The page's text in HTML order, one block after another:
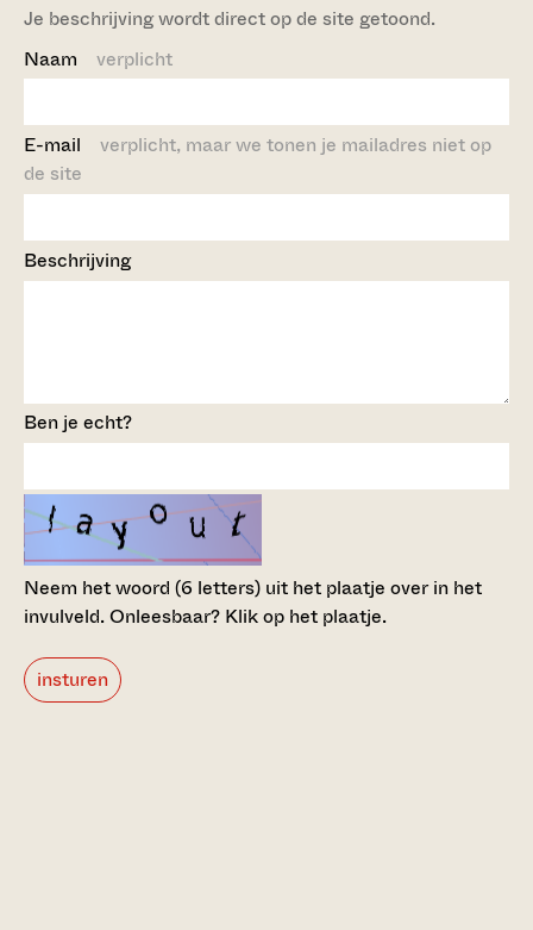
Je beschrijving wordt direct op de site getoond.
Naam verplicht
E-mail verplicht, maar we tonen je mailadres niet op
de site
Beschrijving
Ben je echt?
Neem het woord (6 letters) uit het plaatje over in het
invulveld.Onleesbaar? Klik op het plaatje.
insturen